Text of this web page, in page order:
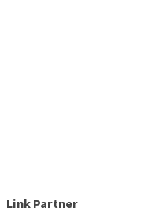
Link Partner